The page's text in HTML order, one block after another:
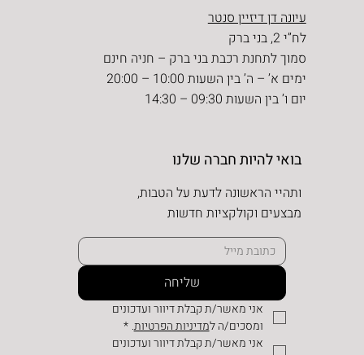
עיונה דן דיזיין סנטר
לח”י 2, בני ברק
סמוך לתחנת רכבת בני ברק – חניה חינם
ימים א’ – ה’ בין השעות 10:00 – 20:00
יום ו’ בין השעות 09:30 – 14:30
בואי להיות חברה שלנו
ותהיי הראשונה לדעת על הטבות,
מבצעים וקולקציות חדשות
שליחה
ומסכים/ה למדיניות הפרטיות.
*